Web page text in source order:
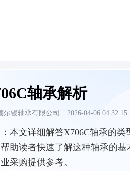
轴承解析
尔镘轴承有限公司 · 2026-04-06 04:32:15
本文详细解答X706C轴承的类
助读者快速了解这种轴承的基
采购提供参考。